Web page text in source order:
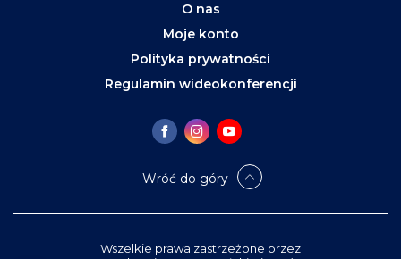
O nas
Moje konto
Polityka prywatności
Regulamin wideokonferencji
Wróć do góry
Wszelkie prawa zastrzeżone przez